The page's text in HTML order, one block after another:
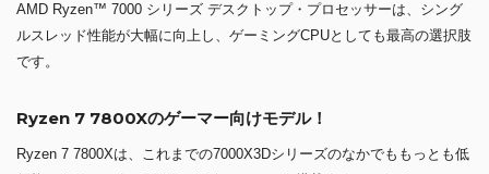
AMD Ryzen™ 7000 シリーズ デスクトップ・プロセッサーは、シング
ルスレッド性能が大幅に向上し、ゲーミングCPUとしても最高の選択肢
です。
Ryzen 7 7800Xのゲーマー向けモデル！
Ryzen 7 7800Xは、これまでの7000X3Dシリーズのなかでももっとも低